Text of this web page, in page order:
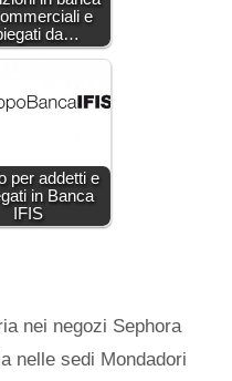
e
da…
per addetti e
in Banca
IFIS
nei negozi Sephora
nelle sedi Mondadori